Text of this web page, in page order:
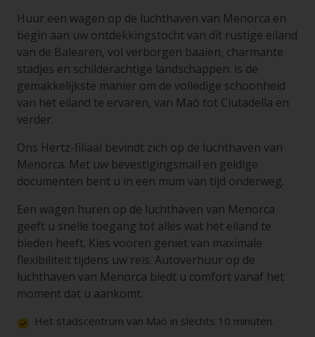
Huur een wagen op de luchthaven van Menorca en
begin aan uw ontdekkingstocht van dit rustige eiland
van de Balearen, vol verborgen baaien, charmante
stadjes en schilderachtige landschappen. is de
gemakkelijkste manier om de volledige schoonheid
van het eiland te ervaren, van Maó tot Ciutadella en
verder.
Ons Hertz-filiaal bevindt zich op de luchthaven van
Menorca. Met uw bevestigingsmail en geldige
documenten bent u in een mum van tijd onderweg.
Een wagen huren op de luchthaven van Menorca
geeft u snelle toegang tot alles wat het eiland te
bieden heeft. Kies vooren geniet van maximale
flexibiliteit tijdens uw reis. Autoverhuur op de
luchthaven van Menorca biedt u comfort vanaf het
moment dat u aankomt.
Het stadscentrum van Maó in slechts 10 minuten.